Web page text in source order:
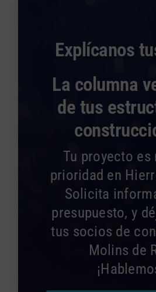
Explícanos
La columna
de tus
Tu proyecto es
prioridad en
Solicita
presupuesto, y
tus socios de
Molins de